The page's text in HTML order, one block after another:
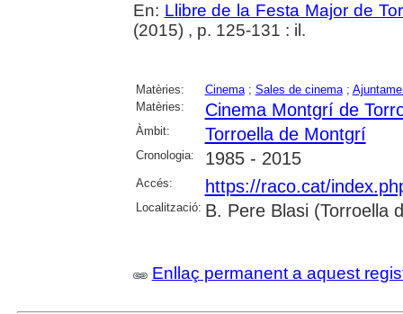
En: Llibre de la Festa Major de
(2015) , p. 125-131 : il.
Matèries: Cinema; Sales de cinema;
Matèries:
Cinema Montgrí de
Àmbit: Torroella de Montgrí
Cronologia: 1985 - 2015
Accés: https://raco.cat/
Localització: B. Pere Blasi (Torroella
Enllaç permanent a aquest